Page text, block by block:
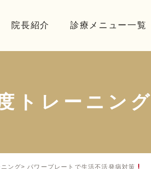
院長紹介 診療メニュー一覧
トレーニング
ング パワープレートで生活不活発病対策